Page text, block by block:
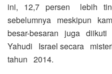
ini, 12,7 persen lebih
sebelumnya meskipun
besar-besaran juga
Yahudi Israel secara
tahun 2014.